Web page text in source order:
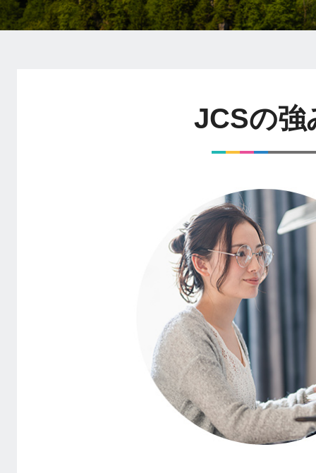
JCSの強